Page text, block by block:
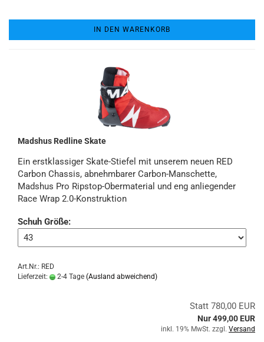
IN DEN WARENKORB
Madshus Redline Skate
Ein erstklassiger Skate-Stiefel mit unserem neuen RED
Carbon Chassis, abnehmbarer Carbon-Manschette,
Madshus Pro Ripstop-Obermaterial und eng anliegender
Race Wrap 2.0-Konstruktion
Schuh Größe:
Art.Nr.: RED
Lieferzeit:
2-4 Tage (Ausland abweichend)
Statt 780,00 EUR
Nur 499,00 EUR
inkl. 19% MwSt. zzgl. Versand